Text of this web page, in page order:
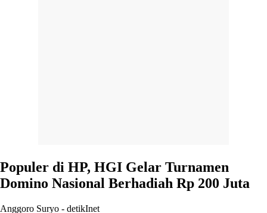
Populer di HP, HGI Gelar Turnamen
Domino Nasional Berhadiah Rp 200 Juta
Anggoro Suryo - detikInet